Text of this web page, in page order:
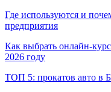
Где используются и
предприятия
Как выбрать онлайн-
2026 году
ТОП 5: прокатов авто в